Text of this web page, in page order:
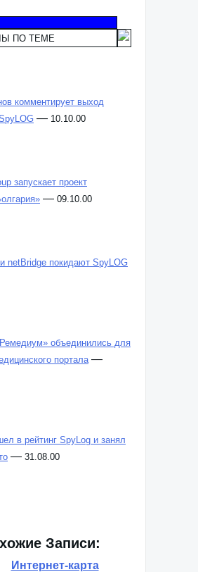
ПО ТЕМЕ
комментирует выход
— 10.10.00
запускает проект
— 09.10.00
netBridge покидают SpyLOG
объединились для
портала —
в рейтинг SpyLog и занял
— 31.08.00
Записи:
Интернет-карта